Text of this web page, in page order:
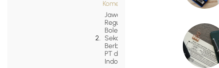
Komersial
Jawaban
Regulasi:
Bolehkah
Sekolah
Berbentuk
PT di
Indonesia?